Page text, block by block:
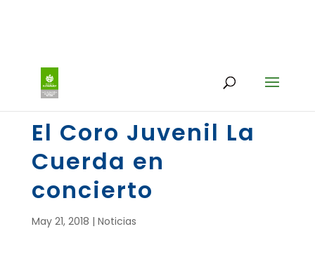
El Coro Juvenil La
Cuerda en
concierto
May 21, 2018 | Noticias